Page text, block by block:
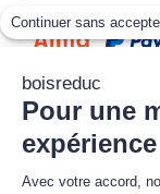
Continuer sans
boisreduc
Pour une
expérience
Avec votre accord,